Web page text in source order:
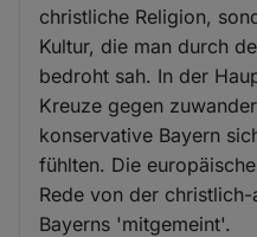
christliche Religion,
Kultur, die man durch
bedroht sah. In der
Kreuze gegen
konservative Bayern
fühlten. Die
Rede von der
Bayerns 'mitgemeint'.